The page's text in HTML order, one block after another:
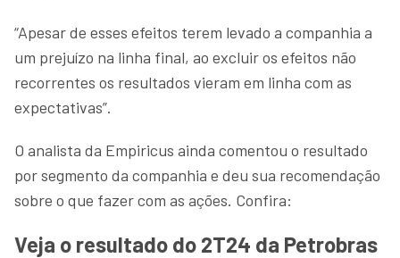
“Apesar de esses efeitos terem levado a companhia a
um prejuízo na linha final, ao excluir os efeitos não
recorrentes os resultados vieram em linha com as
expectativas”.
O analista da Empiricus ainda comentou o resultado
por segmento da companhia e deu sua recomendação
sobre o que fazer com as ações. Confira:
Veja o resultado do 2T24 da Petrobras